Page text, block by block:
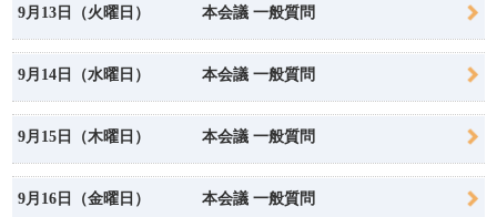
9月13日（火曜日） 本会議 一般質問
9月14日（水曜日） 本会議 一般質問
9月15日（木曜日） 本会議 一般質問
9月16日（金曜日） 本会議 一般質問